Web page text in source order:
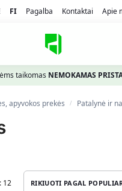
FI Pagalba Kontaktai Apie
taikomas NEMOKAMAS
apyvokos prekės / Patalynė ir
12